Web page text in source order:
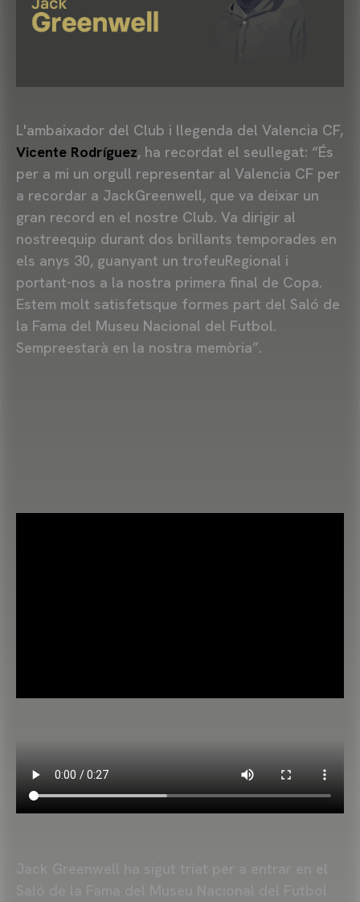
L'ambaixador del Club i llegenda del Valencia CF,
Vicente Rodríguez, ha recordat el seullegat: “És
per a mi un orgull representar al Valencia CF per
a recordar a JackGreenwell, que va deixar un
gran record en el nostre Club. Va dirigir al
nostreequip durant dos brillants temporades en
els anys 30, guanyant un trofeuRegional i
portant-nos a la nostra primera final de Copa.
Estem molt satisfetsque formes part del Saló de
la Fama del Museu Nacional del Futbol.
Sempreestarà en la nostra memòria”.